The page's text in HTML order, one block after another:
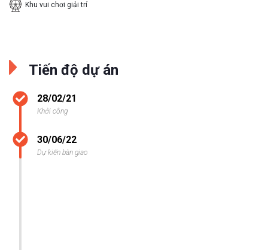
Khu vui chơi giải trí
Tiến độ dự án
28/02/21
Khởi công
30/06/22
Dự kiến bàn giao